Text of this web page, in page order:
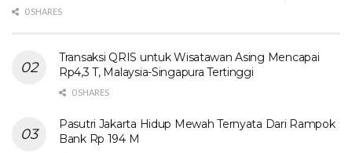
0 SHARES
Transaksi QRIS untuk Wisatawan Asing Mencapai
Rp4,3 T, Malaysia-Singapura Tertinggi
0 SHARES
Pasutri Jakarta Hidup Mewah Ternyata Dari Rampok
Bank Rp 194 M